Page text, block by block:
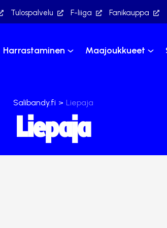
Tulospalvelu F-liiga Fanikauppa
Harrastaminen Maajoukkueet
Salibandy.fi > Liepaja
Liepaja